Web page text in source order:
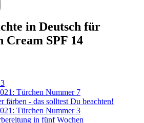
in Deutsch für
SPF 14
Türchen Nummer 7
färben - das solltest Du beachten!
Türchen Nummer 3
in fünf Wochen